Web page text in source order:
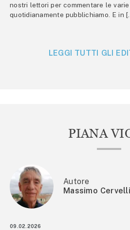
nostri lettori per commentare le
quotidianamente pubblichiamo. E in
LEGGI TUTTI GLI
PIANA
Autore
Massimo Cervelli
09.02.2026